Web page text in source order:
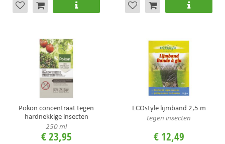
Pokon concentraat tegen
hardnekkige insecten
250 ml
€23,95
ECOstyle lijmband 2,5 m
tegen insecten
€ 12,49